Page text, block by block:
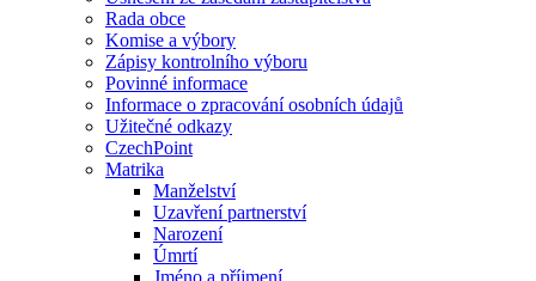
Rada obce
Komise a výbory
Zápisy kontrolního výboru
Povinné informace
Informace o zpracování osobních údajů
Užitečné odkazy
CzechPoint
Matrika
Manželství
Uzavření partnerství
Narození
Úmrtí
Jméno a příjmení